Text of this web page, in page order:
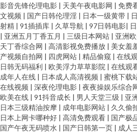
影音先锋伦理电影 | 天美午夜电影网 | 免费
文视频 | 国产日韩伦理淫 | 日本一级黄带 |
射精 | 91插插库 | 久草导航 | 97日韩电影|
| 亚洲五月丁香五月 | 三级日本网站 | 亚洲
天丁香综合网 | 高清影视免费播放 | 美女羞
产视频自拍网 | 四虎网站 | 精品偷窥 | 在线
日韩无码福利 | 欧美浮力草草影院 | 在线观
成年人在线 | 日本成人高清视频 | 蜜桃下载
在线视频 | 深夜伦理电影 | 夜夜操娱乐综合
欧美在线 | 91抖音成长 | 男人天堂三级 | 亚
日本三级精油按摩 | 成年电影网站 | 久久偷
日本上网卡哪种好 | 高清免费观看 | 国产极
国产午夜无码喷水 | 国产日韩第一页 | 成人